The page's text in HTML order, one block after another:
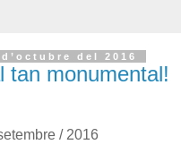
del 2016
tan monumental!
/ 2016